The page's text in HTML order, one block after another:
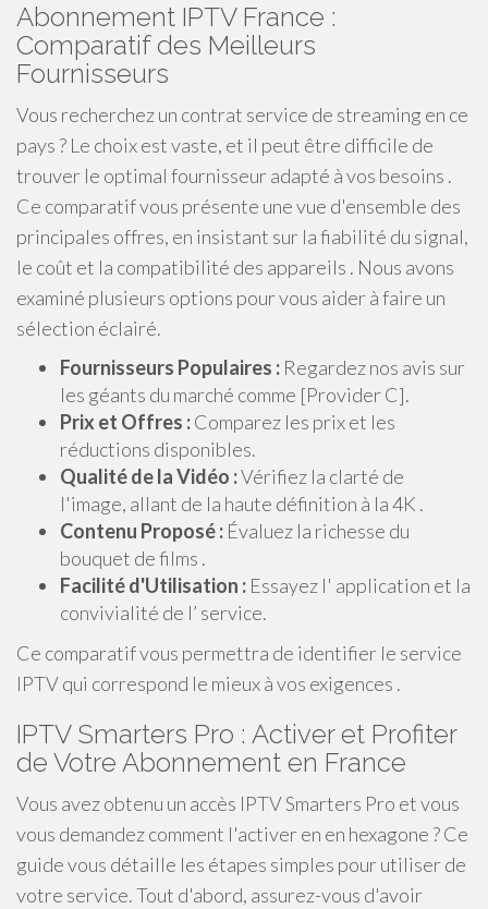
Abonnement IPTV France :
Comparatif des Meilleurs
Fournisseurs
Vous recherchez un contrat service de streaming en ce
pays ? Le choix est vaste, et il peut être difficile de
trouver le optimal fournisseur adapté à vos besoins .
Ce comparatif vous présente une vue d'ensemble des
principales offres, en insistant sur la fiabilité du signal,
le coût et la compatibilité des appareils . Nous avons
examiné plusieurs options pour vous aider à faire un
sélection éclairé.
Fournisseurs Populaires : Regardez nos avis sur
les géants du marché comme [Provider C].
Prix et Offres :Comparez les prix et les
réductions disponibles.
Qualité de la Vidéo :Vérifiez la clarté de
l'image, allant de la haute définition à la 4K .
Contenu Proposé : Évaluez la richesse du
bouquet de films .
Facilité d'Utilisation : Essayez l' application et la
convivialité de l’ service.
Ce comparatif vous permettra de identifier le service
IPTV qui correspond le mieux à vos exigences .
IPTV Smarters Pro : Activer et Profiter
de Votre Abonnement en France
Vous avez obtenu un accès IPTV Smarters Pro et vous
vous demandez comment l'activer en en hexagone ? Ce
guide vous détaille les étapes simples pour utiliser de
votre service. Tout d'abord, assurez-vous d'avoir